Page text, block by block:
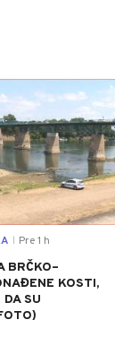
Pre 1 h
BRČKO–
KOSTI,
DA SU